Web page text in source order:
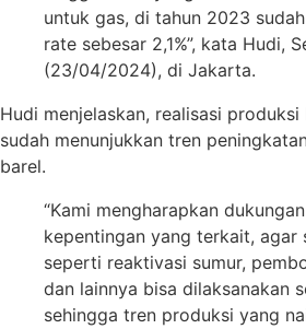
untuk gas, di tahun 2023
rate sebesar 2,1%”, kata Hudi,
(23/04/2024), di Jakarta.
Hudi menjelaskan, realisasi
sudah menunjukkan tren
barel.
“Kami mengharapkan
kepentingan yang terkait, agar
seperti reaktivasi sumur,
dan lainnya bisa dilaksanakan
sehingga tren produksi yang